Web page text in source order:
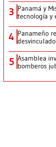
3 Panamá y
tecnología y
4 Panameño
5 Asamblea
bomberos